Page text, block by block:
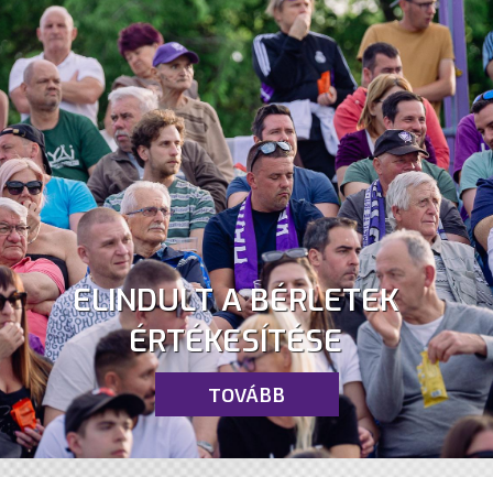
ELINDULT A BÉRLETEK
ÉRTÉKESÍTÉSE
TOVÁBB